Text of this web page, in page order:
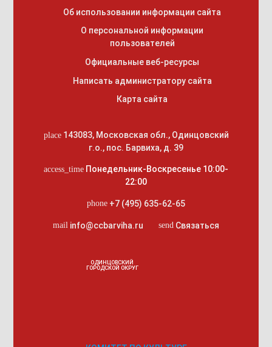
Об использовании информации сайта
О персональной информации
пользователей
Официальные веб-ресурсы
Написать администратору сайта
Карта сайта
place 143083, Московская обл., Одинцовский
г.о., пос. Барвиха, д. 39
access_time Понедельник-Воскресенье 10:00-
22:00
phone +7 (495) 635-62-65
mail info@ccbarviha.ru send Связаться
ОДИНЦОВСКИЙ
ГОРОДСКОЙ ОКРУГ